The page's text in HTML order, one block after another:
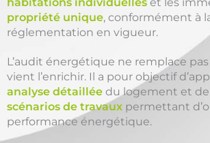
propriété unique, conformément à
réglementation en vigueur.
L’audit énergétique ne remplace pas
vient l’enrichir. Il a pour objectif
analyse détaillée du logement et
scénarios de travaux permettant
performance énergétique.